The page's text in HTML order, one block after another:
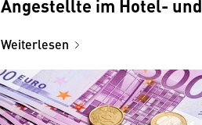
Angestellte im Hotel- und
Weiterlesen